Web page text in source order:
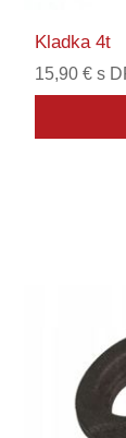
Kladka 4t
15,90 € s